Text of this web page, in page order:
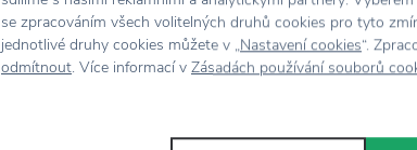
se zpracováním všech volitelných druhů cookies pro tyto
jednotlivé druhy cookies můžete v „Nastavení cookies“.
odmítnout. Více informací v Zásadách používání souborů